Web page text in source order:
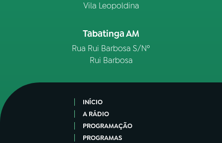
Vila Leopoldina
Tabatinga AM
Rua Rui Barbosa S/Nº
Rui Barbosa
INÍCIO
A RÁDIO
PROGRAMAÇÃO
PROGRAMAS